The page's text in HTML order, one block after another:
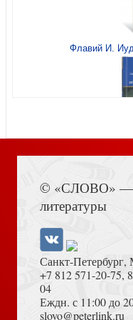
Сент-Экзюпери
Сент-Экзюпери А. де.
Хемингуэй Э. Фиеста
Флавий И.
Толкование на
© «СЛОВО» —
литературы
Санкт-
+7 812 571-20-75,
04
Еждн. с 11:00 до
slovo@peterlink.ru